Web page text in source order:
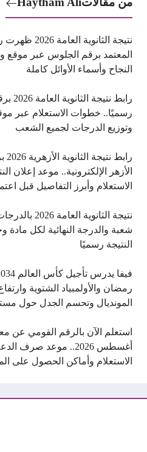
نتيجة
المعتمد برقم الجلوس عبر موقع
النجاح وأسماء الأوائل كاملة
رابط
رسميًا.. خطوات الاستعلام عبر
وتوزيع الدرجات لجميع الشعب
الأزهر الإلكترونية.. موعد
الاستعلام وأبرز التفاصيل قبل
نتيجة
شعبة والدرجة النهائية لكل مادة
النتيجة رسميًا
رمضان والأولمبياد الشتوية
المونديال وتحسم الجدل حول
استعلم الآن بالرقم القومي عن
أغسطس 2026.. موعد
الاستعلام وأماكن الحصول على